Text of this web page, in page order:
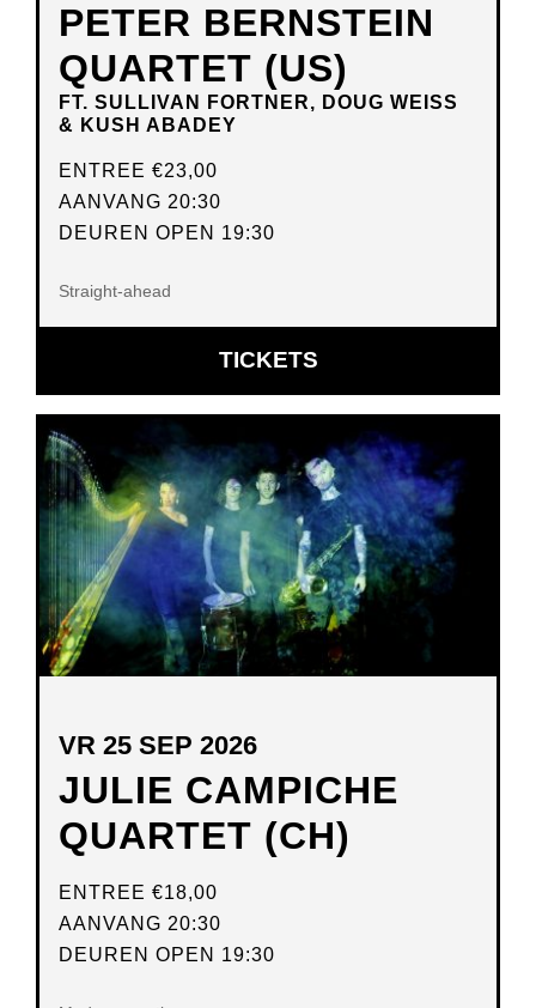
PETER BERNSTEIN
QUARTET (US)
FT. SULLIVAN FORTNER, DOUG WEISS
& KUSH ABADEY
ENTREE €23,00
AANVANG 20:30
DEUREN OPEN 19:30
Straight-ahead
TICKETSOPENT
IN
NIEUW
VENSTER
JULIE CAMPICHE
QUARTET (CH)
VR 25 SEP 2026
ENTREE €18,00
AANVANG 20:30
DEUREN OPEN 19:30